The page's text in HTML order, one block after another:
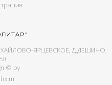
ЯРЦЕВСКОЕ, Д.ДЕШИНО,
50
© by